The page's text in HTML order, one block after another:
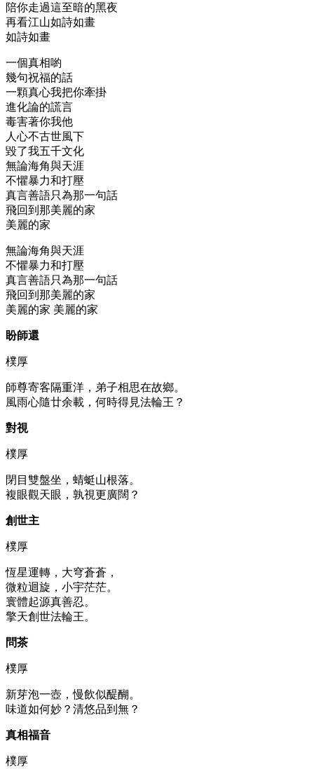
陪你走過這至暗的黑夜
再看江山如詩如畫
如詩如畫
一個真相喲
幾句祝福的話
一顆真心我把你牽掛
進化論的謊言
毒害著你我他
人心不古世風下
毀了我五千文化
無論海角與天涯
不懼暴力和打壓
真言善語只為那一句話
飛回到那美麗的家
美麗的家
無論海角與天涯
不懼暴力和打壓
真言善語只為那一句話
飛回到那美麗的家
美麗的家 美麗的家
盼師還
樸厚
師尊寄客隔重洋，弟子相思在故鄉。
風雨心隨廿余載，何時得見法輪王？
對視
樸厚
閉目雙盤坐，蜻蜓山根落。
複眼觀天眼，孰視更廣闊？
創世主
樸厚
恆星運轉，大穹蒼蒼，
微粒迴旋，小宇茫茫。
寰體起源真善忍。
擎天創世法輪王。
問茶
樸厚
新芽泡一壺，慢飲似醍醐。
味道如何妙？清悠品到無？
真相福音
樸厚